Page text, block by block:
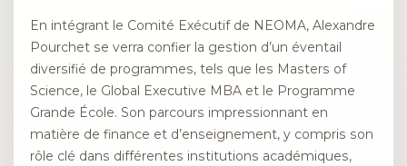
En intégrant le Comité Exécutif de NEOMA, Alexandre
Pourchet se verra confier la gestion d’un éventail
diversifié de programmes, tels que les Masters of
Science, le Global Executive MBA et le Programme
Grande École. Son parcours impressionnant en
matière de finance et d’enseignement, y compris son
rôle clé dans différentes institutions académiques,